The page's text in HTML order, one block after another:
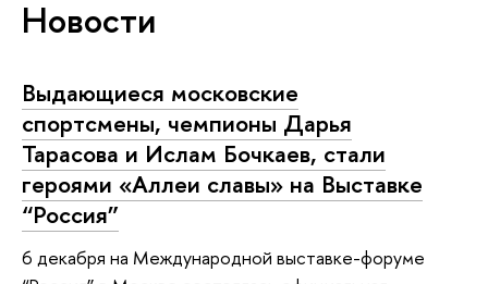
Новости
Выдающиеся московские
спортсмены, чемпионы Дарья
Тарасова и Ислам Бочкаев, стали
героями «Аллеи славы» на Выставке
“Россия”
6 декабря на Международной выставке-форуме